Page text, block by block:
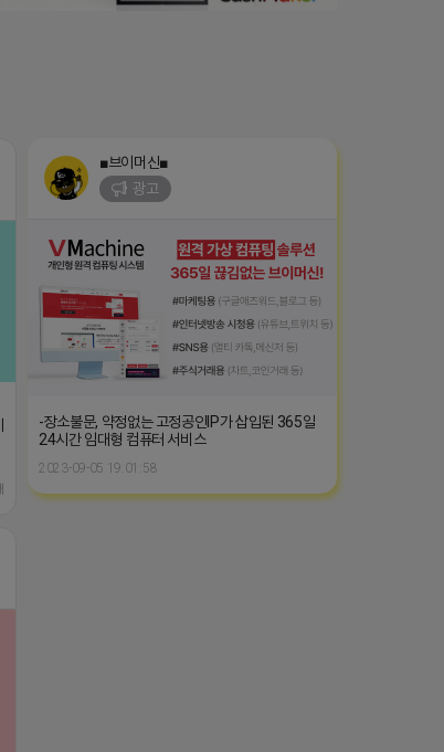
■브이머신■
광고
-장소불문, 약정없는 고정공인IP가 삽입된 365일
24시간 임대형 컴퓨터 서비스
2023-09-05 19:01:58